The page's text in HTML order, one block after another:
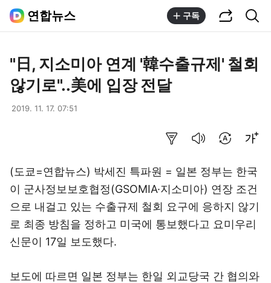
연합뉴스 구독
"日, 지소미아 연계 '韓수출규제' 철회
않기로"..美에 입장 전달
2019. 11. 17. 07:51
(도쿄=연합뉴스) 박세진 특파원 = 일본 정부는 한국
이 군사정보보호협정(GSOMIA·지소미아) 연장 조건
으로 내걸고 있는 수출규제 철회 요구에 응하지 않기
로 최종 방침을 정하고 미국에 통보했다고 요미우리
신문이 17일 보도했다.
보도에 따르면 일본 정부는 한일 외교당국 간 협의와